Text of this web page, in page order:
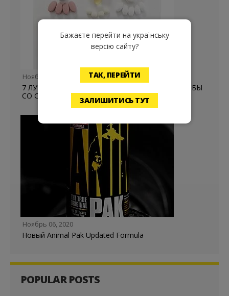
Ноябрь 27, 2020
7 ЛУЧШИХ ВИТАМИНОВ И ДОБАВОК ДЛЯ БОРЬБЫ
СО СТРЕССОМ
Ноябрь 06, 2020
Новый Animal Pak Updated Formula
POPULAR POSTS
Бажаєте перейти на українську
версію сайту?
ТАК, ПЕРЕЙТИ
ЗАЛИШИТИСЬ ТУТ